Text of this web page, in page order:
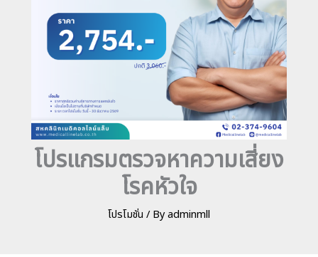
โปรแกรมตรวจหาความเสี่ยง
โรคหัวใจ
โปรโมชั่น / Byadminmll